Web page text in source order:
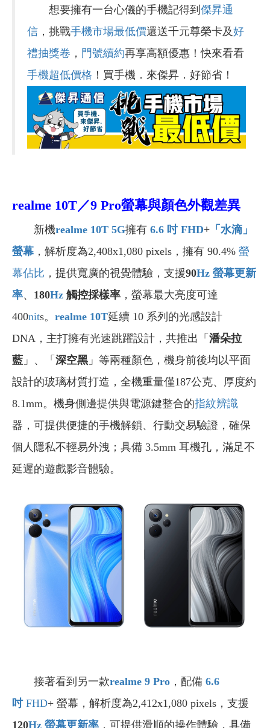
想要擁有一台心儀的手機記得到 傑昇通
信 ，挑戰手機市場最低價還送千元尊榮卡及好
禮抽獎卷 ， 門號續約再享高額優惠！快來看看
手機超低價格 ！買手機．來傑昇．好節省！
realme 10T／9 Pro螢幕與顏色外觀差異
新機realme 10T 5G擁有 6.6 吋 FHD+ 「水滴」
螢幕 ，解析度為2,408x1,080 pixels，擁有 90.4% 螢
幕佔比 ，提供寬廣的視覺體驗，支援90Hz 螢幕更新
率、 180Hz 觸控採樣率 ，螢幕最大亮度可達
400nits。 realme 10T延續 10 系列的光感設計
DNA，主打擁有光速跳躍設計，共推出「 潘朵拉
藍 」、「 深空黑 」等兩種顏色，機身前後均以平面
設計的玻璃材質打造，全機重量僅187公克、厚度約
8.1mm。機身側邊提供與電源鍵整合的指紋辨識
器，可提供便捷的手機解鎖、行動交易驗證，確保
個人隱私不輕易外洩；具備 3.5mm 耳機孔，滿足不
延遲的遊戲影音體驗。
接著看到另一款realme 9 Pro ，配備 6.6
吋 FHD+ 螢幕，解析度為2,412x1,080 pixels，支援
120Hz 螢幕更新率 ，可提供滑順的操作體驗，具備